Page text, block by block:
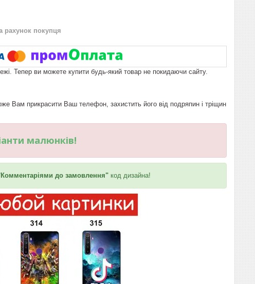
рахунок покупця
Тепер ви можете купити будь-який товар не покидаючи сайту.
Вам прикрасити Ваш телефон, захистить його від подряпин і тріщин
малюнків!
до замовлення"код дизайна!